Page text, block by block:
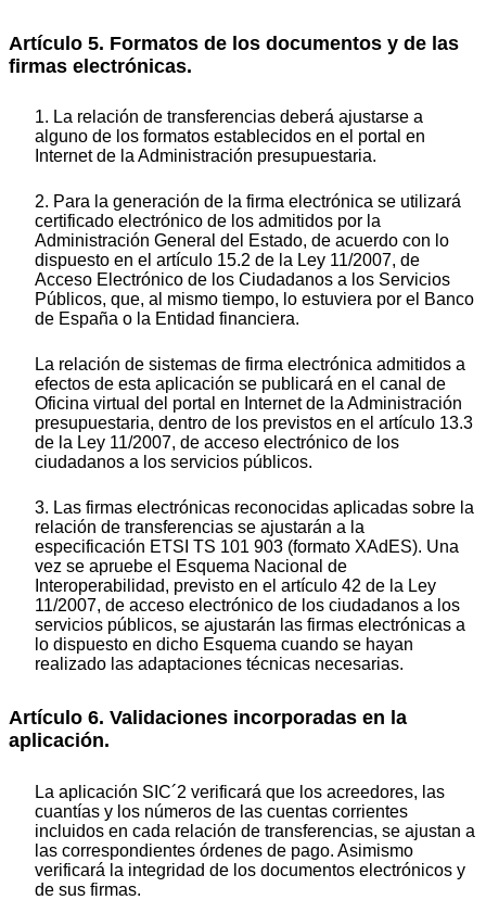
Artículo 5. Formatos de los documentos y de las
firmas electrónicas.
1. La relación de transferencias deberá ajustarse a
alguno de los formatos establecidos en el portal en
Internet de la Administración presupuestaria.
2. Para la generación de la firma electrónica se utilizará
certificado electrónico de los admitidos por la
Administración General del Estado, de acuerdo con lo
dispuesto en el artículo 15.2 de la Ley 11/2007, de
Acceso Electrónico de los Ciudadanos a los Servicios
Públicos, que, al mismo tiempo, lo estuviera por el Banco
de España o la Entidad financiera.
La relación de sistemas de firma electrónica admitidos a
efectos de esta aplicación se publicará en el canal de
Oficina virtual del portal en Internet de la Administración
presupuestaria, dentro de los previstos en el artículo 13.3
de la Ley 11/2007, de acceso electrónico de los
ciudadanos a los servicios públicos.
3. Las firmas electrónicas reconocidas aplicadas sobre la
relación de transferencias se ajustarán a la
especificación ETSI TS 101 903 (formato XAdES). Una
vez se apruebe el Esquema Nacional de
Interoperabilidad, previsto en el artículo 42 de la Ley
11/2007, de acceso electrónico de los ciudadanos a los
servicios públicos, se ajustarán las firmas electrónicas a
lo dispuesto en dicho Esquema cuando se hayan
realizado las adaptaciones técnicas necesarias.
Artículo 6. Validaciones incorporadas en la
aplicación.
La aplicación SIC´2 verificará que los acreedores, las
cuantías y los números de las cuentas corrientes
incluidos en cada relación de transferencias, se ajustan a
las correspondientes órdenes de pago. Asimismo
verificará la integridad de los documentos electrónicos y
de sus firmas.